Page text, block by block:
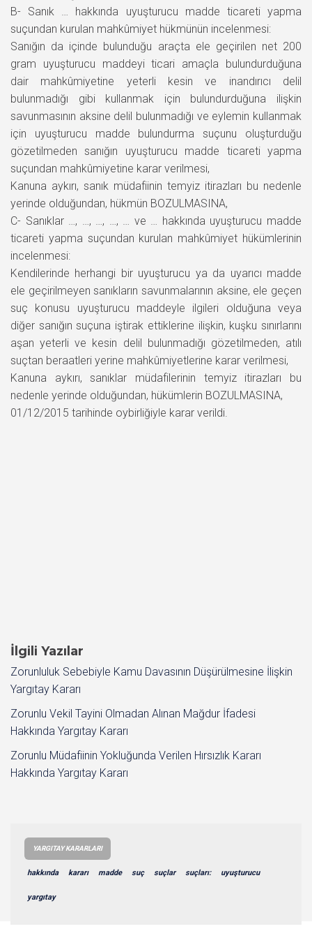
B- Sanık … hakkında uyuşturucu madde ticareti yapma
suçundan kurulan mahkûmiyet hükmünün incelenmesi:
Sanığın da içinde bulunduğu araçta ele geçirilen net 200
gram uyuşturucu maddeyi ticari amaçla bulundurduğuna
dair mahkûmiyetine yeterli kesin ve inandırıcı delil
bulunmadığı gibi kullanmak için bulundurduğuna ilişkin
savunmasının aksine delil bulunmadığı ve eylemin kullanmak
için uyuşturucu madde bulundurma suçunu oluşturduğu
gözetilmeden sanığın uyuşturucu madde ticareti yapma
suçundan mahkûmiyetine karar verilmesi,
Kanuna aykırı, sanık müdafiinin temyiz itirazları bu nedenle
yerinde olduğundan, hükmün BOZULMASINA,
C- Sanıklar …, …, …, …, … ve … hakkında uyuşturucu madde
ticareti yapma suçundan kurulan mahkûmiyet hükümlerinin
incelenmesi:
Kendilerinde herhangi bir uyuşturucu ya da uyarıcı madde
ele geçirilmeyen sanıkların savunmalarının aksine, ele geçen
suç konusu uyuşturucu maddeyle ilgileri olduğuna veya
diğer sanığın suçuna iştirak ettiklerine ilişkin, kuşku sınırlarını
aşan yeterli ve kesin delil bulunmadığı gözetilmeden, atılı
suçtan beraatleri yerine mahkûmiyetlerine karar verilmesi,
Kanuna aykırı, sanıklar müdafilerinin temyiz itirazları bu
nedenle yerinde olduğundan, hükümlerin BOZULMASINA,
01/12/2015 tarihinde oybirliğiyle karar verildi.
İlgili Yazılar
Zorunluluk Sebebiyle Kamu Davasının Düşürülmesine İlişkin
Yargıtay Kararı
Zorunlu Vekil Tayini Olmadan Alınan Mağdur İfadesi
Hakkında Yargıtay Kararı
Zorunlu Müdafiinin Yokluğunda Verilen Hırsızlık Kararı
Hakkında Yargıtay Kararı
YARGITAY KARARLARI
hakkında kararı madde suç suçlar suçları: uyuşturucu
yargıtay